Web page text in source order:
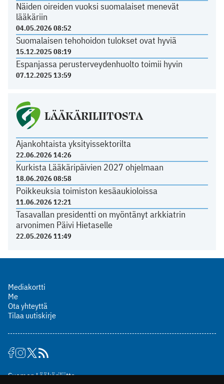
Näiden oireiden vuoksi suomalaiset menevät
lääkäriin
04.05.2026 08:52
Suomalaisen tehohoidon tulokset ovat hyviä
15.12.2025 08:19
Espanjassa perusterveydenhuolto toimii hyvin
07.12.2025 13:59
LÄÄKÄRILIITOSTA
Ajankohtaista yksityissektorilta
22.06.2026 14:26
Kurkista Lääkäripäivien 2027 ohjelmaan
18.06.2026 08:58
Poikkeuksia toimiston kesäaukioloissa
11.06.2026 12:21
Tasavallan presidentti on myöntänyt arkkiatrin
arvonimen Päivi Hietaselle
22.05.2026 11:49
Mediakortti
Me
Ota yhteyttä
Tilaa uutiskirje
Suomen Lääkäriliitto